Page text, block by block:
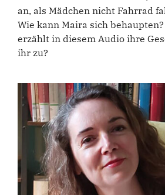
an, als Mädchen nicht Fahrrad
Wie kann Maira sich
erzählt in diesem Audio ihre
ihr zu?